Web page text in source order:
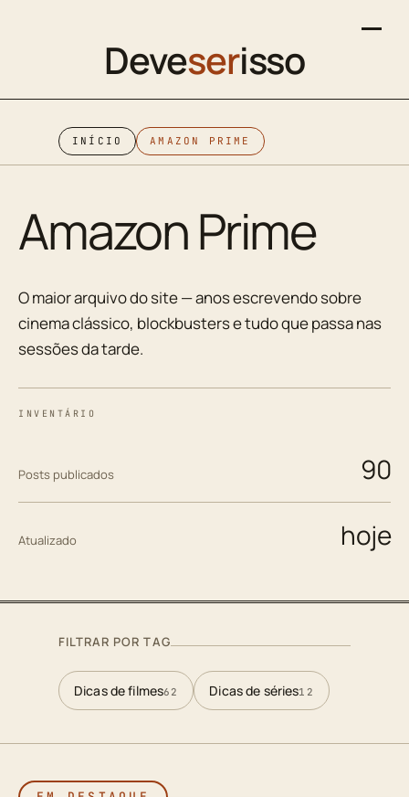
Deveserisso
INÍCIO AMAZON PRIME
Amazon Prime
O maior arquivo do site — anos escrevendo sobre
cinema clássico, blockbusters e tudo que passa nas
sessões da tarde.
INVENTÁRIO
Posts publicados 90
Atualizado hoje
FILTRAR POR TAG
Dicas de filmes62 Dicas de séries12